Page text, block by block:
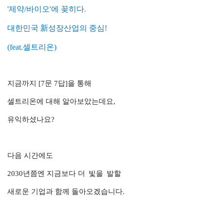
'제약/바이오'에 꽂히다.
대한민국 新성장산업의 중심!
(feat.셀트리온)
지금까지 [7문 7답]을 통해
셀트리온에 대해 알아보았는데요,
유익하셨나요?
다음 시간에도
2030년쯤엔 지금보다 더 빛을 발할
새로운 기업과 함께 돌아오겠습니다.